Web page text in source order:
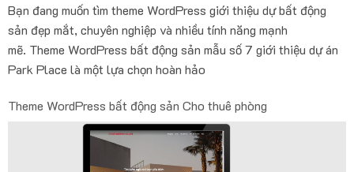
Bạn đang muốn tìm theme WordPress giới thiệu dự bất động
sản đẹp mắt, chuyên nghiệp và nhiều tính năng mạnh
mẽ. Theme WordPress bất động sản mẫu số 7 giới thiệu dự án
Park Place là một lựa chọn hoàn hảo
Theme WordPress bất động sản Cho thuê phòng